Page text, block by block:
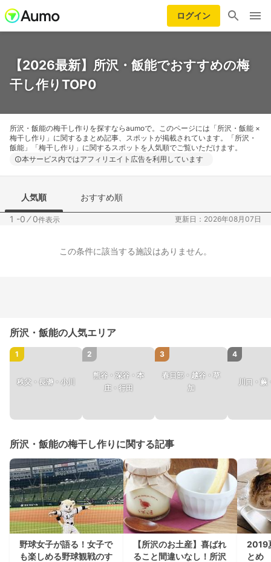
ログイン
【2026最新】所沢・飯能でおすすめの梅
干し作りTOP0
所沢・飯能の梅干し作りを探すならaumoで。このページには「所沢・飯能 ×
梅干し作り」に関するまとめ記事、スポットが掲載されています。「所沢・
飯能」「梅干し作り」に関するスポットを人気順でご覧いただけます。
本サービス内ではアフィリエイト広告を利用しています
人気順 おすすめ順
1 -0 ⁄0件表示 更新日：2026年08月07日
この条件に該当する施設はありません。
所沢・飯能の人気エリア
1
秩父・長瀞・小川
2
熊谷・深谷・本
庄・行田
3
春日部・越谷・草
加
4
川口・蕨
所沢・飯能の梅干し作りに関する記事
野球女子が語る！女子で
も楽しめる野球観戦のす
【所沢のお土産】喜ばれ
ること間違いなし！所沢
2019
とめ